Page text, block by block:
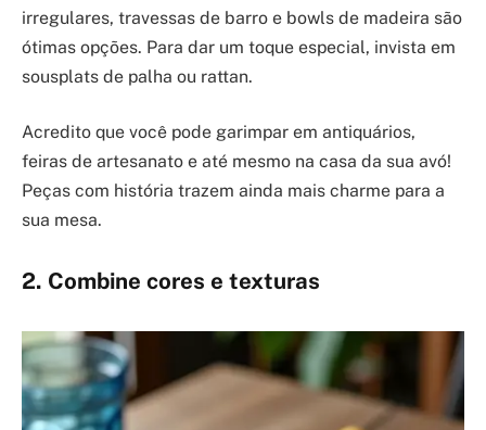
irregulares, travessas de barro e bowls de madeira são
ótimas opções. Para dar um toque especial, invista em
sousplats de palha ou rattan.
Acredito que você pode garimpar em antiquários,
feiras de artesanato e até mesmo na casa da sua avó!
Peças com história trazem ainda mais charme para a
sua mesa.
2. Combine cores e texturas